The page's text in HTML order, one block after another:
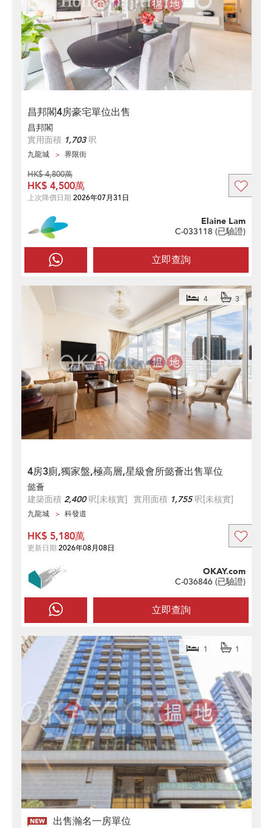
昌邦閣4房豪宅單位出售
昌邦閣
實用面積 1,703呎
九龍城 界限街
立即查詢
Elaine Lam
C-033118 (已驗證)
HK$ 4,800萬
HK$ 4,500萬
上次降價日期 2026年07月31日
4房3廁,獨家盤,極高層,星級會所懿薈出售單位
4 3
懿薈
建築面積 2,400呎[未核實] 實用面積 1,755呎[未核實]
九龍城 科發道
立即查詢
OKAY.com
C-036846 (已驗證)
HK$ 5,180萬
更新日期 2026年08月08日
出售瀚名一房單位
1 1